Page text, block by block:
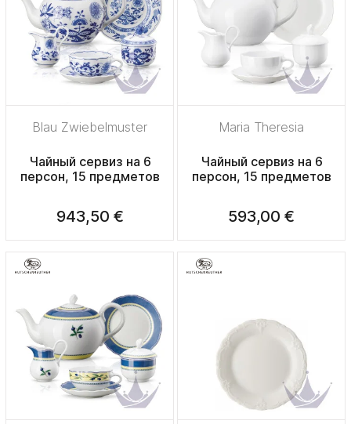
Blau Zwiebelmuster
Чайный сервиз на 6
персон, 15 предметов
943,50 €
Maria Theresia
Чайный сервиз на 6
персон, 15 предметов
593,00 €